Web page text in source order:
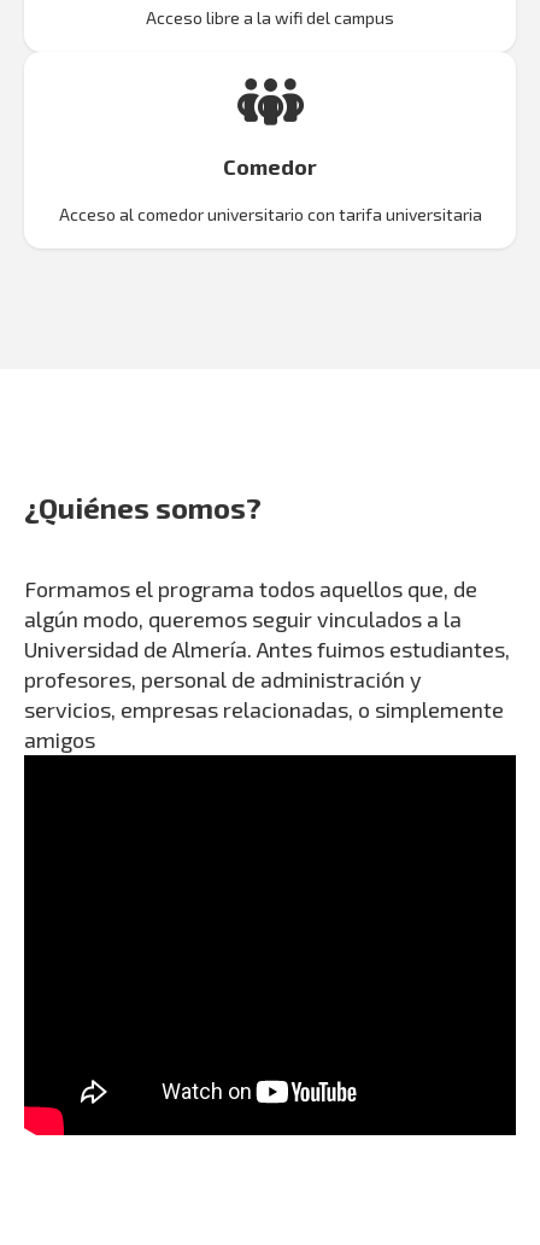
Acceso libre a la wifi del campus
Comedor
Acceso al comedor universitario con tarifa universitaria
¿Quiénes somos?
Formamos el programa todos aquellos que, de
algún modo, queremos seguir vinculados a la
Universidad de Almería. Antes fuimos estudiantes,
profesores, personal de administración y
servicios, empresas relacionadas, o simplemente
amigos